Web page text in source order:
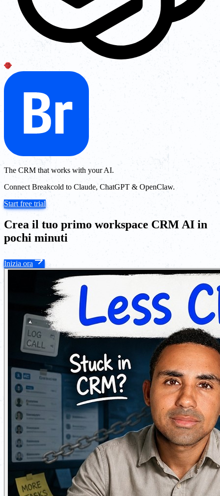
The CRM that works with your AI.
Connect Breakcold to Claude, ChatGPT & OpenClaw.
Start free trial
Crea il tuo primo workspace CRM AI in
pochi minuti
Inizia ora